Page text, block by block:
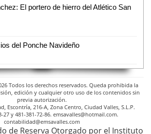
El portero de hierro del Atlético San
del Ponche Navideño
Todos los derechos reservados. Queda prohibida la
edición y cualquier otro uso de los contenidos sin
previa autorización.
Escontría, 216-A, Zona Centro, Ciudad Valles, S.L.P.
27 y 481-381-72-86. emsavalles@hotmail.com.
contabilidad@emsavalles.com
de Reserva Otorgado por el Instituto